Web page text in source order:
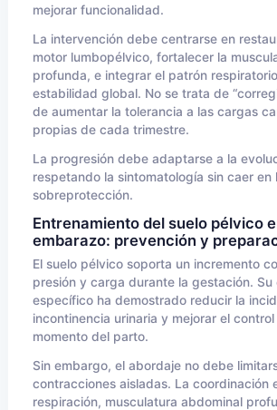
mejorar funcionalidad.
La intervención debe centrarse en
motor lumbopélvico, fortalecer la
profunda, e integrar el patrón
estabilidad global. No se trata de
de aumentar la tolerancia a las cargas
propias de cada trimestre.
La progresión debe adaptarse a la
respetando la sintomatología sin caer en
sobreprotección.
Entrenamiento del suelo pélvico
embarazo: prevención y
El suelo pélvico soporta un incremento
presión y carga durante la gestación. Su
específico ha demostrado reducir la
incontinencia urinaria y mejorar el
momento del parto.
Sin embargo, el abordaje no debe
contracciones aisladas. La coordinación
respiración, musculatura abdominal